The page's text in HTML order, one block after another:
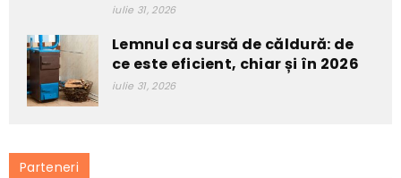
iulie 31, 2026
Lemnul ca sursă de căldură: de
ce este eficient, chiar și în 2026
iulie 31, 2026
Parteneri